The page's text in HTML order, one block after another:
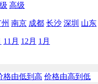
高级
南京 成都 长沙 深圳 山东
11月 12月 1月
格由低到高 价格由高到低